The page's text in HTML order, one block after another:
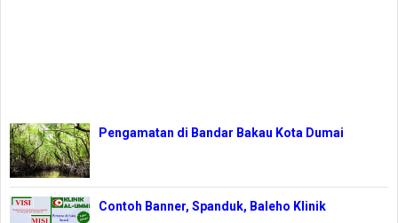
Pengamatan di Bandar Bakau Kota Dumai
Contoh Banner, Spanduk, Baleho Klinik